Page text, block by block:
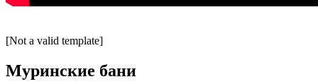
[Not a valid tem­plate]
Муринские бани